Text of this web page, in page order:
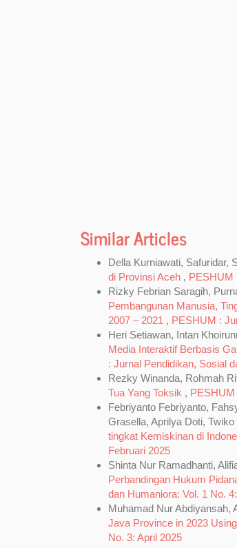
Similar Articles
Della Kurniawati, Safuridar,
di Provinsi Aceh , PESHUM
Rizky Febrian Saragih,
Pembangunan Manusia,
2007 – 2021 , PESHUM :
Heri Setiawan, Intan
Media Interaktif Berbasis
: Jurnal Pendidikan, Sosial
Rezky Winanda, Rohmah
Tua Yang Toksik , PESHUM
Febriyanto Febriyanto,
Grasella, Aprilya Doti,
tingkat Kemiskinan di
Februari 2025
Shinta Nur Ramadhanti,
Perbandingan Hukum
dan Humaniora: Vol. 1 No.
Muhamad Nur Abdiyansah,
Java Province in 2023
No. 3: April 2025